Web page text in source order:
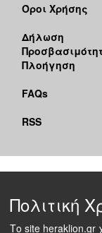
Όροι Χρήσης
Δήλωση
Πλοήγηση
FAQs
RSS
Πολιτική
Το site heraklion.gr